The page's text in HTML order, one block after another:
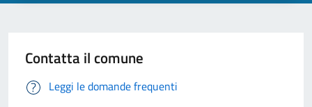
Contatta il comune
Leggi le domande frequenti